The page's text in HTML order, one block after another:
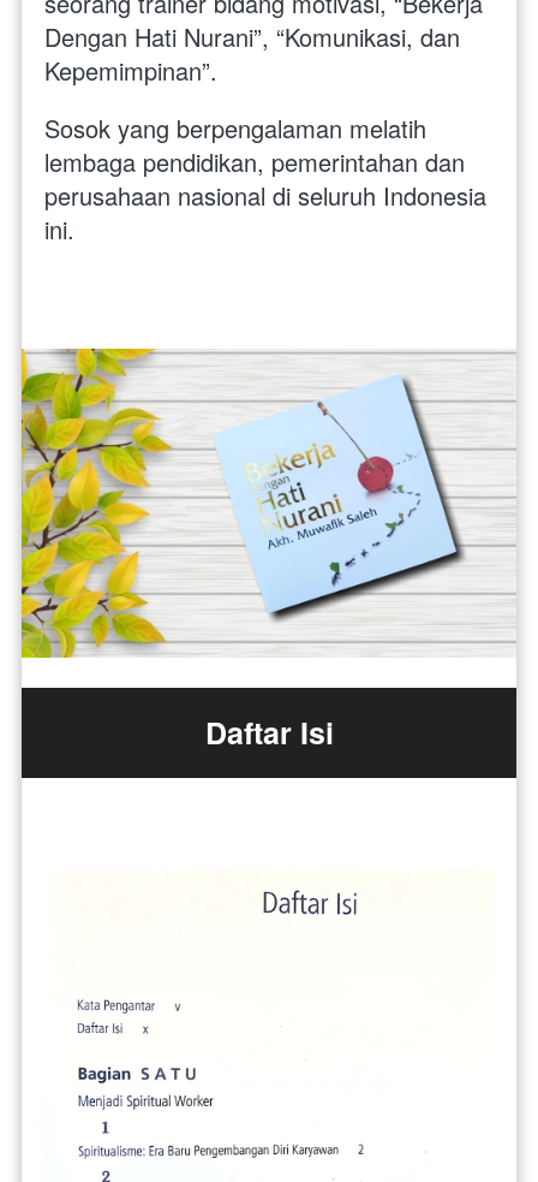
Dengan Hati Nurani”, “Komunikasi, dan
Kepemimpinan”.
Sosok yang berpengalaman melatih
lembaga pendidikan, pemerintahan dan
perusahaan nasional di seluruh Indonesia
ini.
Daftar Isi